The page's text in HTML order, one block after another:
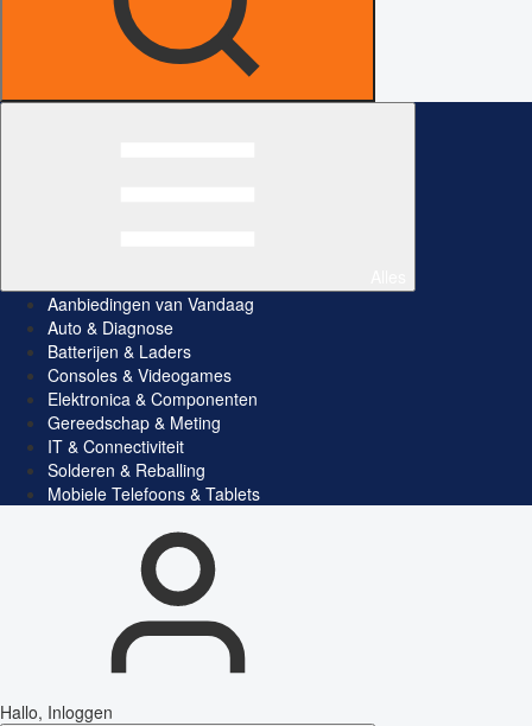
Aanbiedingen van Vandaag
Auto & Diagnose
Batterijen & Laders
Consoles & Videogames
Elektronica & Componenten
Gereedschap & Meting
IT & Connectiviteit
Solderen & Reballing
Mobiele Telefoons & Tablets
Hallo, Inloggen